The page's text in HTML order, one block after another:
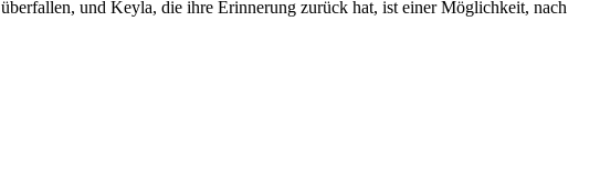
und Keyla, die ihre Erinnerung zurück hat, ist einer Möglichkeit, nach